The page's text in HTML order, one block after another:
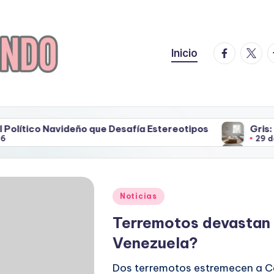
Inicio
que Desafía Estereotipos Gris: La Tendencia
29 de mayo de 2026
que Desafía Estereotipos Gris: La Tendencia
29 de mayo de 2026
Publicado
Noticias
Terremotos
Venezuela?
Dos terremotos estremecen a